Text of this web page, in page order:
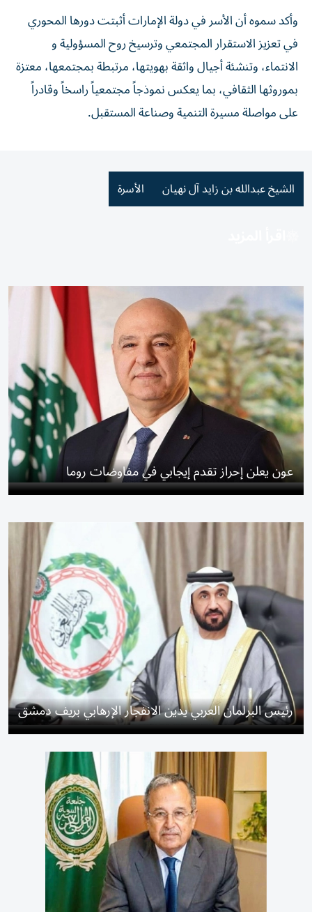
وأكد سموه أن الأسر في دولة الإمارات أثبتت دورها المحوري
في تعزيز الاستقرار المجتمعي وترسيخ روح المسؤولية و
الانتماء، وتنشئة أجيال واثقة بهويتها، مرتبطة بمجتمعها، معتزة
بموروثها الثقافي، بما يعكس نموذجاً مجتمعياً راسخاً وقادراً
على مواصلة مسيرة التنمية وصناعة المستقبل.
الشيخ عبدالله بن زايد آل نهيان الأسرة
عون يعلن إحراز تقدم إيجابي في مفاوضات روما
رئيس البرلمان العربي يدين الانفجار الإرهابي بريف دمشق